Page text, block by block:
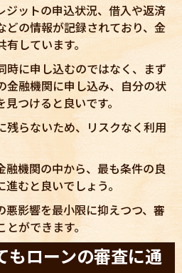
ジットの申込状況、借入や返済
どの情報が記録されており、金
しています。
時に申し込むのではなく、まず
金融機関に申し込み、自分の状
つけると良いです。
残らないため、リスクなく利用
融機関の中から、最も条件の良
むと良いでしょう。
悪影響を最小限に抑えつつ、審
とができます。
もローンの審査に通